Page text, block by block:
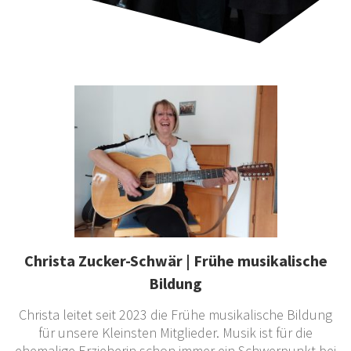
Christa Zucker-Schwär | Frühe musikalische
Bildung
Christa leitet seit 2023 die Frühe musikalische Bildung
für unsere Kleinsten Mitglieder. Musik ist für die